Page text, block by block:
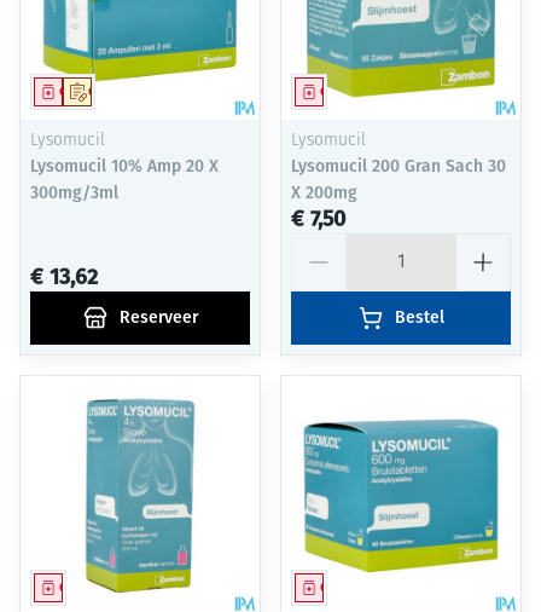
Op voorschrift
Geneesmiddel
Lysomucil
Lysomucil 10% Amp 20 X
300mg/3ml
€ 13,62
Reserveer
Geneesmiddel
Lysomucil
Lysomucil 200 Gran Sach 30
X 200mg
€ 7,50
Bestel
Geneesmiddel Geneesmiddel